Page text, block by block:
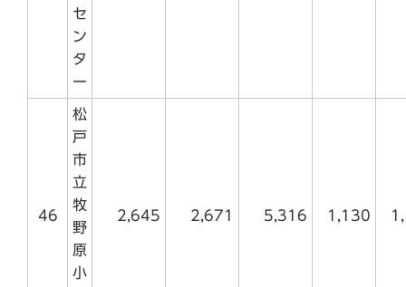
セ
ン
タ
ー
46
松
戸
市
立
牧
野
原
小
2,645 2,671 5,316 1,130